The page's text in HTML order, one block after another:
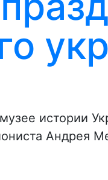
истории
Андрея